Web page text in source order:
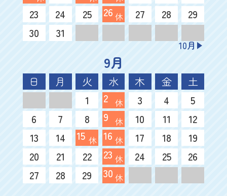
23
24 25 26 休 27 28
29
30
31
9月
日 月 火 水 木 金
土
1
2 休 3 4
5
6
7 8 9 休 10 11
12
13
14 15 休 16 休 17 18
19
20
21 22 23 休 24 25
26
27
28 29 30 休
10月